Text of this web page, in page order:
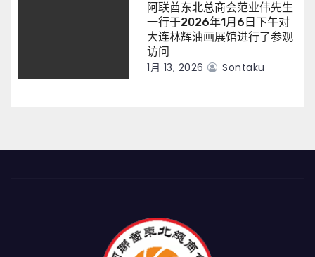
阿联酋东北总商会范业伟先生
一行于2026年1月6日下午对
大连林辉油画展馆进行了参观
访问
1月 13, 2026 Sontaku